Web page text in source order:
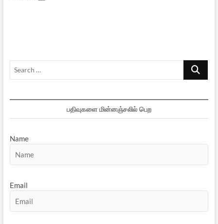
Search
பதிவுகளை மின்னஞ்சலில் பெற
Name
Email